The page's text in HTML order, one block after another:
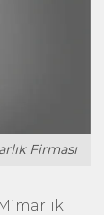
Firması